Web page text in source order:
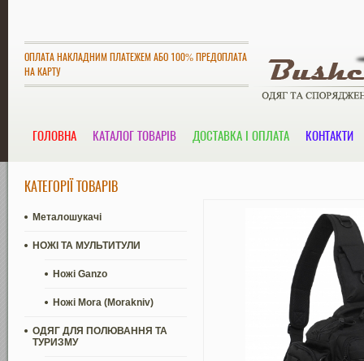
ОПЛАТА НАКЛАДНИМ ПЛАТЕЖЕМ АБО 100% ПРЕДОПЛАТА
НА КАРТУ
ГОЛОВНА КАТАЛОГ ТОВАРІВ ДОСТАВКА І ОПЛАТА КОНТАКТИ
КАТЕГОРІЇ ТОВАРІВ
Металошукачі
НОЖІ ТА МУЛЬТИТУЛИ
Ножі Ganzo
Ножі Mora (Morakniv)
ОДЯГ ДЛЯ ПОЛЮВАННЯ ТА
ТУРИЗМУ